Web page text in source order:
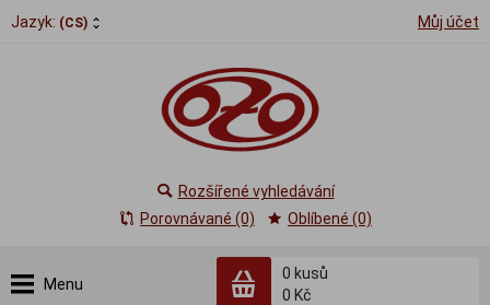
Jazyk: (CS) Můj účet
Menu
0 kusů
0 Kč
Rozšířené vyhledávání
Porovnávané (0)
Oblíbené (0)